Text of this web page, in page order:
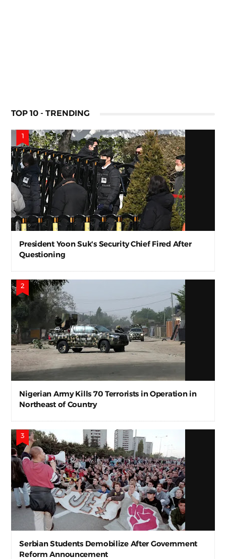
TOP 10 - TRENDING
President Yoon Suk's Security Chief Fired After
Questioning
Nigerian Army Kills 70 Terrorists in Operation in
Northeast of Country
Serbian Students Demobilize After Government
Reform Announcement